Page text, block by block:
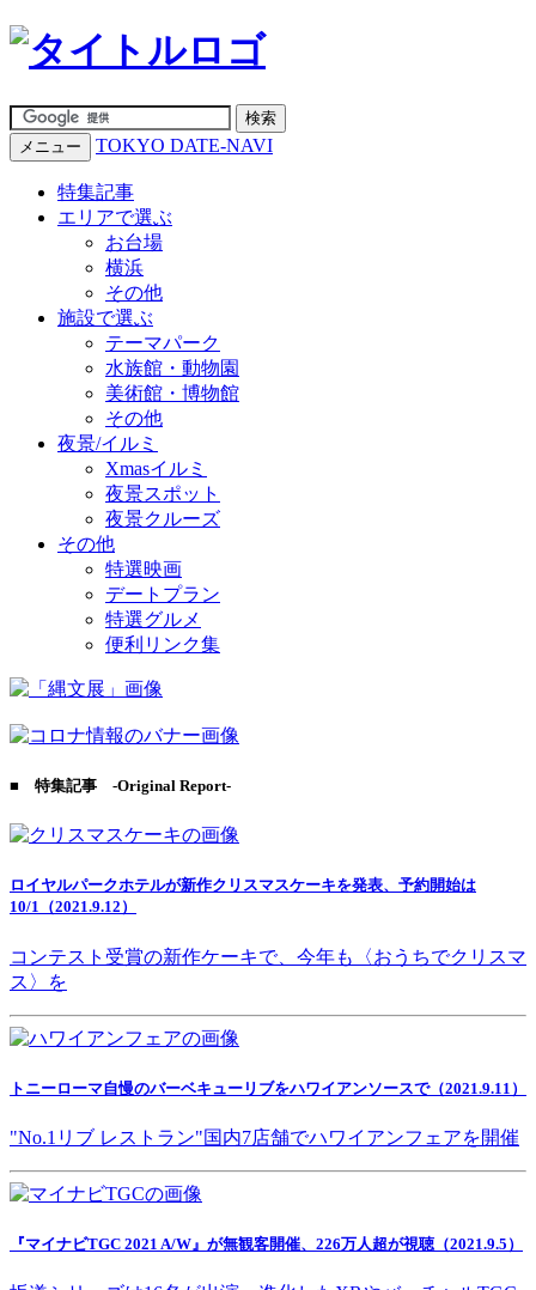
メニュー TOKYO DATE-NAVI
特集記事
エリアで選ぶ
お台場
横浜
その他
施設で選ぶ
テーマパーク
水族館・動物園
美術館・博物館
その他
夜景/イルミ
Xmasイルミ
夜景スポット
夜景クルーズ
その他
特選映画
デートプラン
特選グルメ
便利リンク集
■ 特集記事 -Original Report-
ロイヤルパークホテルが新作クリスマスケーキを発表、予約開始は
10/1（2021.9.12）
コンテスト受賞の新作ケーキで、今年も〈おうちでクリスマ
ス〉を
トニーローマ自慢のバーベキューリブをハワイアンソースで（2021.9.11）
"No.1リブ レストラン"国内7店舗でハワイアンフェアを開催
『マイナビTGC 2021 A/W』が無観客開催、226万人超が視聴（2021.9.5）